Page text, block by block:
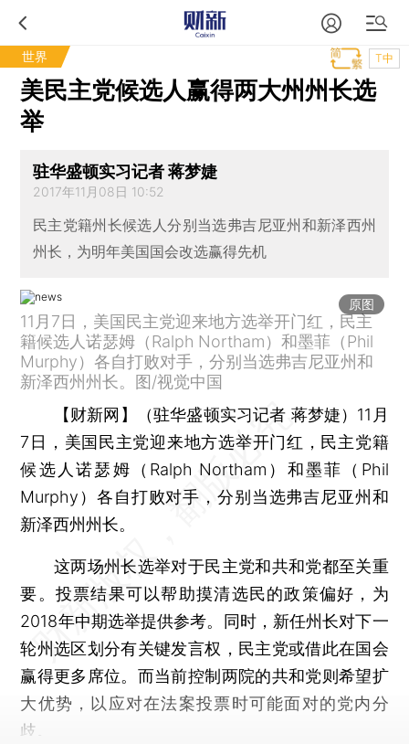
世界 T中
美民主党候选人赢得两大州州长选
举
驻华盛顿实习记者 蒋梦婕
2017年11月08日 10:52
民主党籍州长候选人分别当选弗吉尼亚州和新泽西州
州长，为明年美国国会改选赢得先机
原图
11月7日，美国民主党迎来地方选举开门红，民主
籍候选人诺瑟姆（Ralph Northam）和墨菲（Phil
Murphy）各自打败对手，分别当选弗吉尼亚州和
新泽西州州长。图/视觉中国
【财新网】（驻华盛顿实习记者 蒋梦婕） 11月
7日，美国民主党迎来地方选举开门红，民主党籍
候选人诺瑟姆（Ralph Northam）和墨菲（Phil
Murphy）各自打败对手，分别当选弗吉尼亚州和
新泽西州州长。
这两场州长选举对于民主党和共和党都至关重
要。投票结果可以帮助摸清选民的政策偏好，为
2018年中期选举提供参考。同时，新任州长对下一
轮州选区划分有关键发言权，民主党或借此在国会
赢得更多席位。而当前控制两院的共和党则希望扩
大优势，以应对在法案投票时可能面对的党内分
歧。